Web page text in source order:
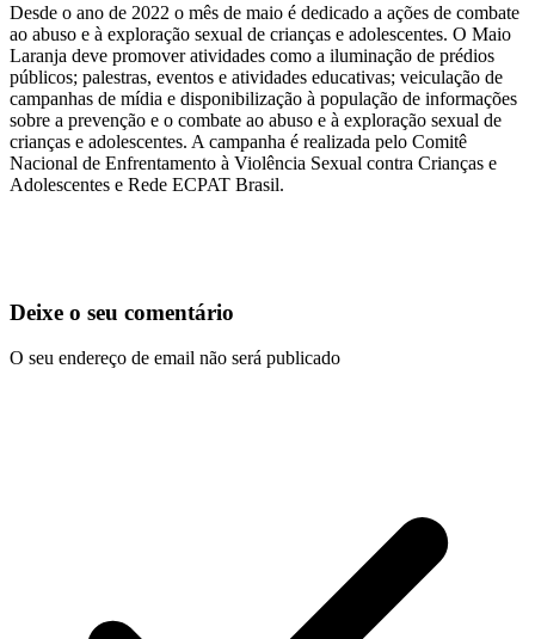
Desde o ano de 2022 o mês de maio é dedicado a ações de combate
ao abuso e à exploração sexual de crianças e adolescentes. O Maio
Laranja deve promover atividades como a iluminação de prédios
públicos; palestras, eventos e atividades educativas; veiculação de
campanhas de mídia e disponibilização à população de informações
sobre a prevenção e o combate ao abuso e à exploração sexual de
crianças e adolescentes. A campanha é realizada pelo Comitê
Nacional de Enfrentamento à Violência Sexual contra Crianças e
Adolescentes e Rede ECPAT Brasil.
Deixe o seu comentário
O seu endereço de email não será publicado